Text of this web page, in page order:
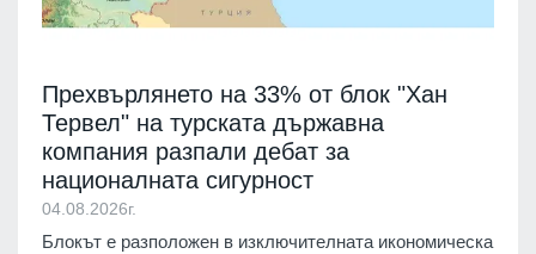
Прехвърлянето на 33% от блок "Хан
Тервел" на турската държавна
компания разпали дебат за
националната сигурност
04.08.2026г.
Блокът е разположен в изключителната икономическа